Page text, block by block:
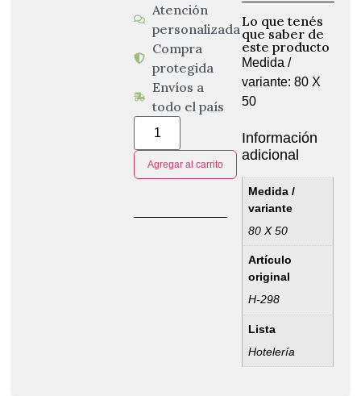
Atención
personalizada
Compra
protegida
Envíos a
todo el país
Agregar al carrito
Lo que tenés
que saber de
este producto
Medida /
variante: 80 X
50
Información
adicional
Medida /
variante
80 X 50
Artículo
original
H-298
Lista
Hotelería